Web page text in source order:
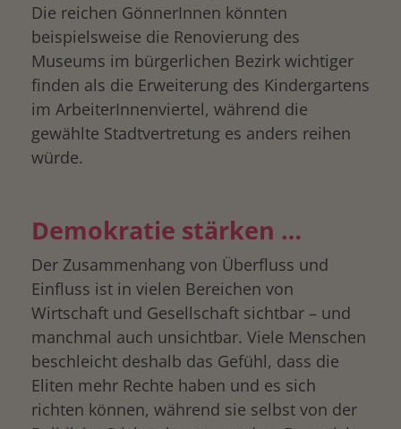
Die reichen GönnerInnen könnten
beispielsweise die Renovierung des
Museums im bürgerlichen Bezirk wichtiger
finden als die Erweiterung des Kindergartens
im ArbeiterInnenviertel, während die
gewählte Stadtvertretung es anders reihen
würde.
Demokratie stärken …
Der Zusammenhang von Überfluss und
Einfluss ist in vielen Bereichen von
Wirtschaft und Gesellschaft sichtbar – und
manchmal auch unsichtbar. Viele Menschen
beschleicht deshalb das Gefühl, dass die
Eliten mehr Rechte haben und es sich
richten können, während sie selbst von der